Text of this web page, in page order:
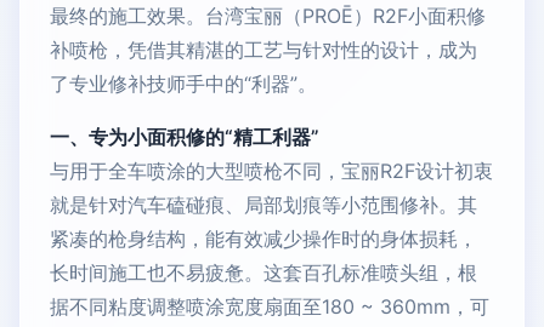
最终的施工效果。台湾宝丽（PROĒ）R2F小面积修
补喷枪，凭借其精湛的工艺与针对性的设计，成为
了专业修补技师手中的“利器”。
一、专为小面积修的“精工利器”
与用于全车喷涂的大型喷枪不同，宝丽R2F设计初衷
就是针对汽车磕碰痕、局部划痕等小范围修补。其
紧凑的枪身结构，能有效减少操作时的身体损耗，
长时间施工也不易疲惫。这套百孔标准喷头组，根
据不同粘度调整喷涂宽度扇面至180 ~ 360mm，可